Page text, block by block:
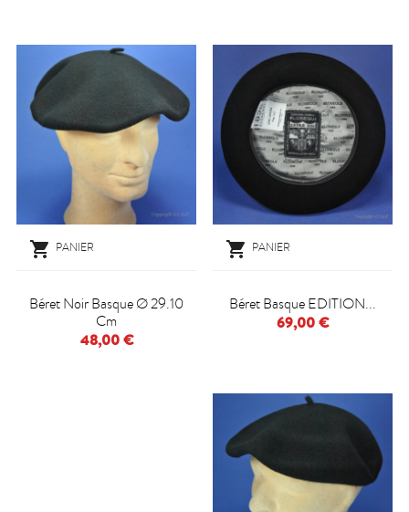
 PANIER
Béret Noir Basque Ø 29.10
Cm
48,00 €
 PANIER
Béret Basque EDITION...
69,00 €